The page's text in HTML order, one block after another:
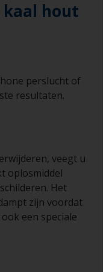
kaal hout
perslucht of
resultaten.
veegt u
oplosmiddel
Het
zijn voordat
een speciale